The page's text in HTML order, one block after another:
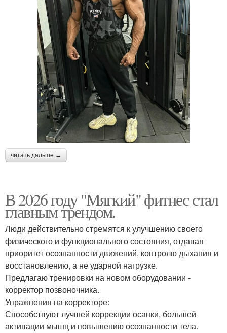
читать дальше →
В 2026 году "Мягкий" фитнес стал
главным трендом.
Люди действительно стремятся к улучшению своего
физического и функционального состояния, отдавая
приоритет осознанности движений, контролю дыхания и
восстановлению, а не ударной нагрузке.
Предлагаю тренировки на новом оборудовании -
корректор позвоночника.
Упражнения на корректоре:
Способствуют лучшей коррекции осанки, большей
активации мышц и повышению осознанности тела.